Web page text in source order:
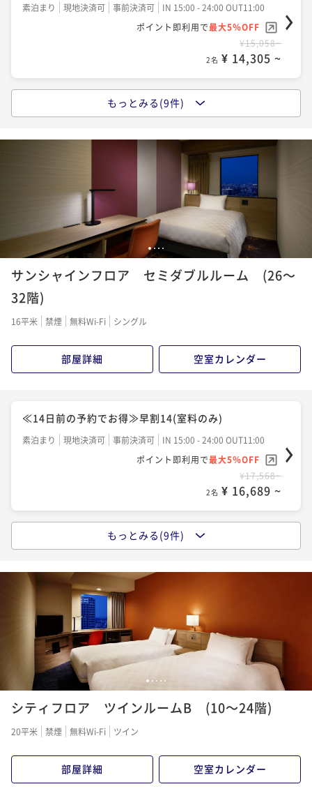
素泊まり 現地決済可 事前決済可
IN 15:00 - 24:00 OUT11:00
ポイント即利用で最大5％OFF
¥15,058~
2名 ¥ 14,305 ~
バリューレート(室料のみ)
ポイント即利用で 最大5％OFF
¥ 15,258 ~
≪30日前の予約でお得≫早割30(室料のみ)
素泊まり 現地決済可 事前決済可
IN 15:00 - 24:00 OUT11:00
ポイント即利用で 最大5％OFF
ベーシックプラン（室料のみ）
IN 15:00 - 24:00 OUT11:00
ポイント即利用で最大5％OFF
¥ 19,530 ~
バリューレート(朝食付き)
朝食付き 現地決済可 事前決済可
IN 15:00 - 24:00 OUT11:00
ポイント即利用で最大5％OFF
¥21,562~
¥ 20,483 ~
≪60日前の予約でお得≫早割60(室料のみ)
ポイント即利用で最大5％OFF
¥22,314~
もっとみる(9件)
12 3 4
サンシャインフロア セミダブルルーム (26～
32階)
16平米 禁煙 無料Wi-Fi シングル
部屋詳細 空室カレンダー
≪14日前の予約でお得≫早割14(室料のみ)
素泊まり 現地決済可 事前決済可
IN 15:00 - 24:00 OUT11:00
ポイント即利用で最大5％OFF
¥17,568~
2名 ¥ 16,689 ~
バリューレート(室料のみ)
ポイント即利用で
≪30日前の予約でお得≫早割30(室料のみ)
素泊まり 現地決済可
IN 15:00 - 24:00 OUT11:00
ポイント即利用で最大5％OFF
≪14日前の予約でお得≫早割14(朝食付き)
もっとみる(9件)
1 2 3 4 5
シティフロア ツインルームB (10～24階)
20平米 禁煙 無料Wi-Fi ツイン
部屋詳細 空室カレンダー